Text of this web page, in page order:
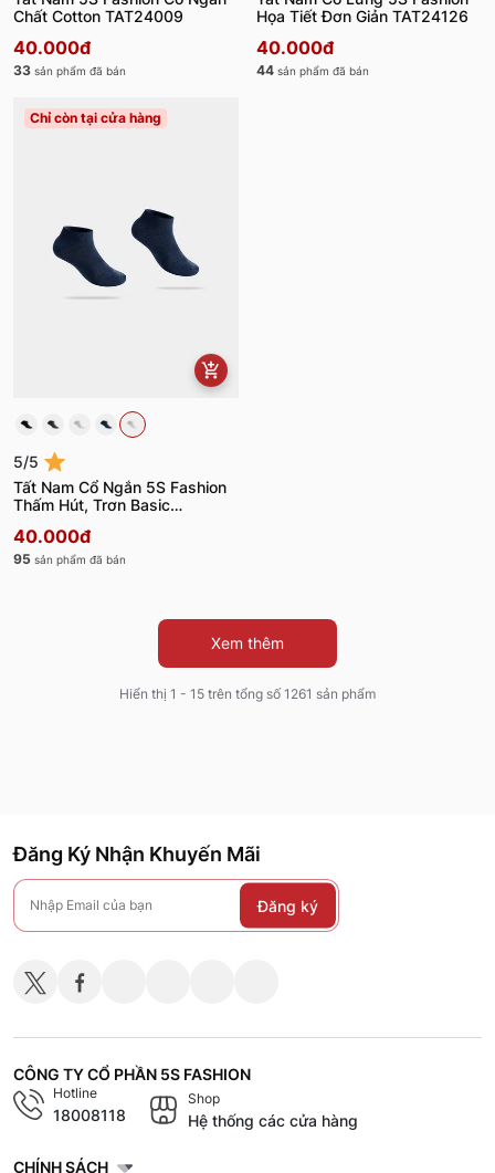
Chất Cotton TAT24009
40.000đ
33 sản phẩm đã bán
Họa Tiết Đơn Giản TAT24126
40.000đ
44 sản phẩm đã bán
Chỉ còn tại cửa hàng
5/5
Tất Nam Cổ Ngắn 5S Fashion
Thấm Hút, Trơn Basic
40.000đ
95 sản phẩm đã bán
Xem thêm
Hiển thị 1 - 15 trên tổng số 1261 sản phẩm
Đăng Ký Nhận Khuyến Mãi
Đăng ký
CÔNG TY CỔ PHẦN 5S FASHION
Hotline
18008118
Shop
Hệ thống các cửa hàng
CHÍNH SÁCH